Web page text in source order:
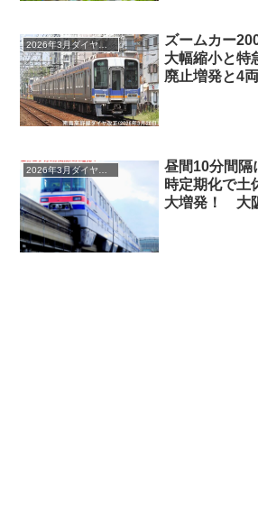
2026年3月ダイヤ改正
ズームカー
大幅縮小と特
廃止増発と4
2026年3月ダイヤ改正
昼間10分間隔
時定期化で土
大増発！ 大